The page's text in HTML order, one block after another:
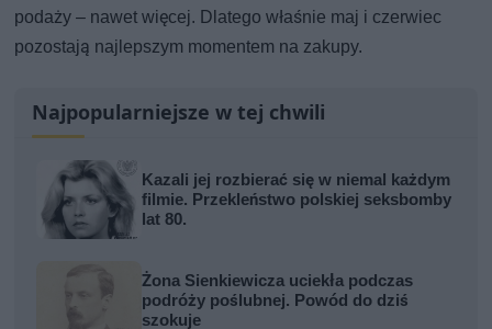
podaży – nawet więcej. Dlatego właśnie maj i czerwiec
pozostają najlepszym momentem na zakupy.
Najpopularniejsze w tej chwili
Kazali jej rozbierać się w niemal każdym
filmie. Przekleństwo polskiej seksbomby
lat 80.
Żona Sienkiewicza uciekła podczas
podróży poślubnej. Powód do dziś
szokuje